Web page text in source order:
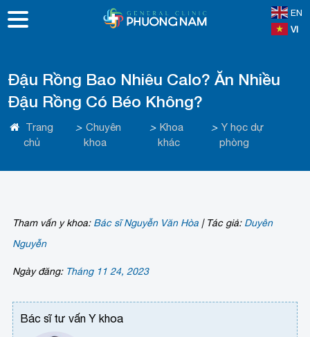
EN
VI
Đậu Rồng Bao Nhiêu Calo? Ăn Nhiều
Đậu Rồng Có Béo Không?
Trang
chủ
> Chuyên
khoa
> Khoa
khác
> Y học dự
phòng
Tham vấn y khoa: Bác sĩ Nguyễn Văn Hòa |Tác giả: Duyên
Nguyễn
Ngày đăng: Tháng 11 24, 2023
Bác sĩ tư vấn Y khoa